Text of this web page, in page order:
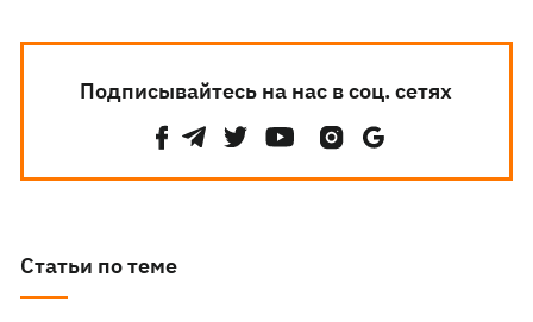
Подписывайтесь на нас в соц. сетях
Статьи по теме